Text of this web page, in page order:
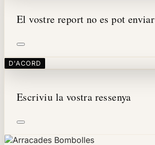
El vostre report no es pot enviar
D'ACORD
Escriviu la vostra ressenya